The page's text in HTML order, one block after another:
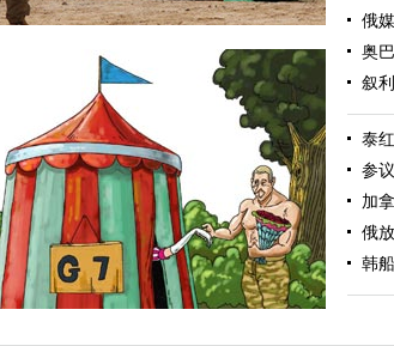
“渴望之狮”多国联合军演举行 美军秀军事力量
俄
奥
叙
泰
参
加
俄
韩